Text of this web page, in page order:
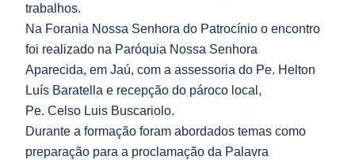
trabalhos.
Na Forania Nossa Senhora do Patrocínio o encontro
foi realizado na Paróquia Nossa Senhora
Aparecida, em Jaú, com a assessoria do Pe. Helton
Luís Baratella e recepção do pároco local,
Pe. Celso Luis Buscariolo.
Durante a formação foram abordados temas como
preparação para a proclamação da Palavra